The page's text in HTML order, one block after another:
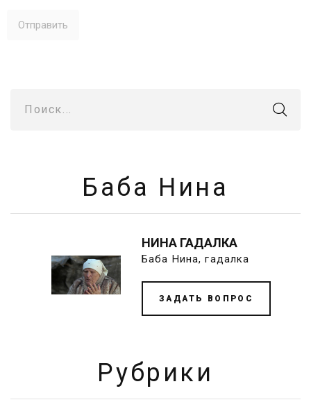
Поиск...
Баба Нина
НИНА ГАДАЛКА
Баба Нина, гадалка
ЗАДАТЬ ВОПРОС
Рубрики